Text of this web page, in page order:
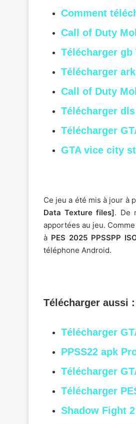
Comment
Call of Duty
Télécharger gb
Télécharger
Call of Duty
Télécharger
Télécharger
GTA vice city
Ce jeu a été mis à jour à
Data Texture files]. De
apportées au jeu.
à PES 2025 PPSSPP
téléphone Android.
Télécharger aussi :
Télécharger
PPSS22 apk
Télécharger
Télécharger
Shadow Fight